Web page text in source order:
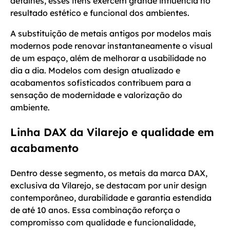
resultado estético e funcional dos ambientes.
A substituição de metais antigos por modelos mais
modernos pode renovar instantaneamente o visual
de um espaço, além de melhorar a usabilidade no
dia a dia. Modelos com design atualizado e
acabamentos sofisticados contribuem para a
sensação de modernidade e valorização do
ambiente.
Linha DAX da Vilarejo e qualidade em
acabamento
Dentro desse segmento, os metais da marca DAX,
exclusiva da Vilarejo, se destacam por unir design
contemporâneo, durabilidade e garantia estendida
de até 10 anos. Essa combinação reforça o
compromisso com qualidade e funcionalidade,